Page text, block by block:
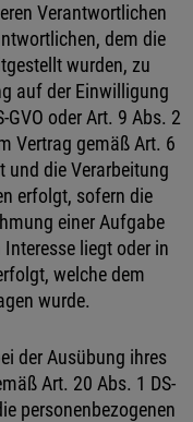
Verantwortlichen
dem die
wurden, zu
auf der Einwilligung
oder Art. 9 Abs. 2
Vertrag gemäß Art. 6
und die Verarbeitung
erfolgt, sofern die
einer Aufgabe
liegt oder in
welche dem
wurde.
der Ausübung ihres
Art. 20 Abs. 1 DS-
personenbezogenen